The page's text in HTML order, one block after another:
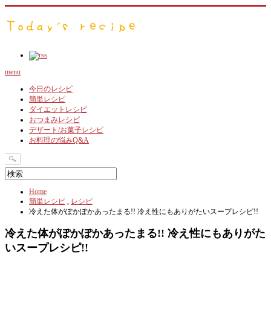
menu
今日のレシピ
簡単レシピ
ダイエットレシピ
おつまみレシピ
デザート/お菓子レシピ
お料理の悩みQ&A
Home
簡単レシピ , レシピ
冷えた体がぽかぽかあったまる!! 冷え性にもありがたいスープレシピ!!
冷えた体がぽかぽかあったまる!! 冷え性にもありがた
いスープレシピ!!